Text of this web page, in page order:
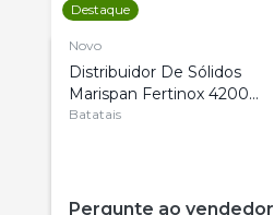
Destaque
Novo
Distribuidor De Sólidos
Marispan Fertinox 4200
Citrus
Batatais
Pergunte ao vendedor